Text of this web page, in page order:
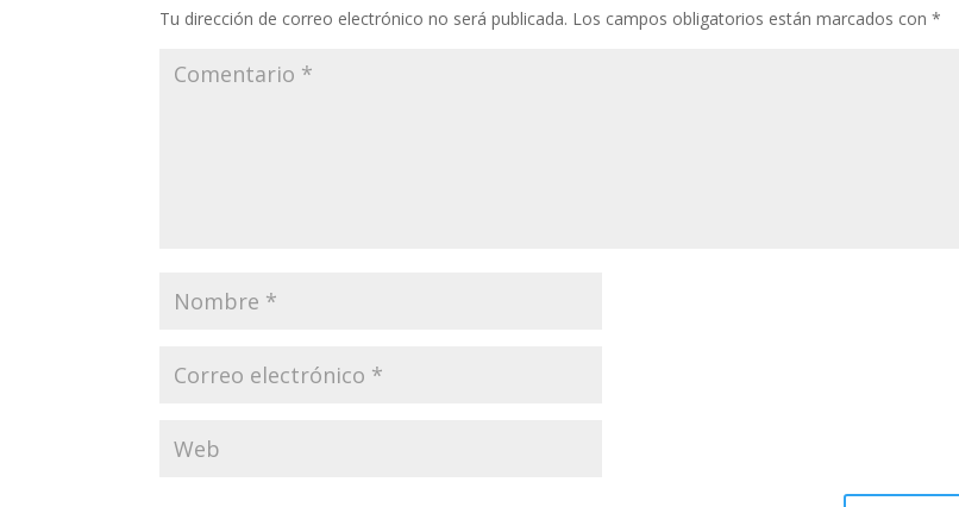
Tu dirección de correo electrónico no será publicada. Los campos obligatorios están marcados con*